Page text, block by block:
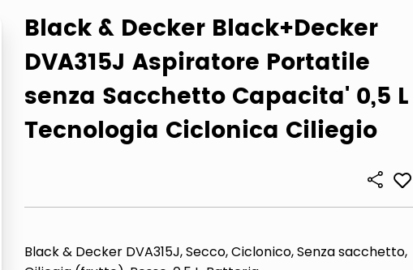
thin rotondo sun
Black & Decker Black+Decker
DVA315J Aspiratore Portatile
senza Sacchetto Capacita' 0,5 L
Tecnologia Ciclonica Ciliegio
Black & Decker DVA315J, Secco, Ciclonico, Senza sacchetto,